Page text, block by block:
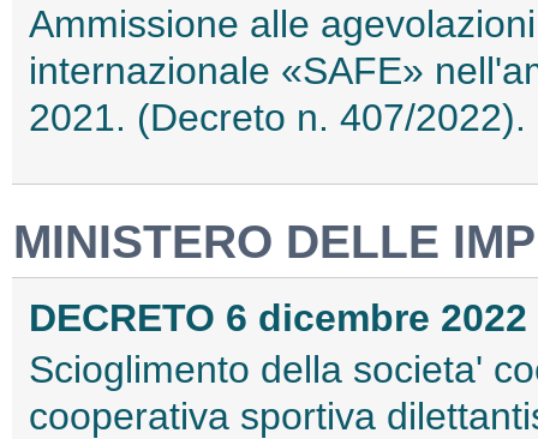
Ammissione alle
internazionale «SAFE»
2021. (Decreto n. 407/
MINISTERO DELLE
DECRETO 6 dicembre 2022
Scioglimento della societa'
cooperativa sportiva